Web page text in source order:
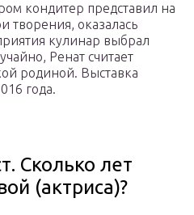
кондитер представил на
творения, оказалась
кулинар выбрал
Ренат считает
родиной. Выставка
года.
Сколько лет
(актриса)?